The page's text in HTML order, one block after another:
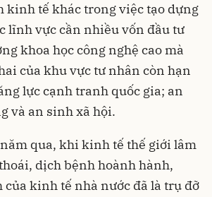
kinh tế khác trong việc tạo dựng
lĩnh vực cần nhiều vốn đầu tư
khoa học công nghệ cao mà
của khu vực tư nhân còn hạn
lực cạnh tranh quốc gia; an
và an sinh xã hội.
qua, khi kinh tế thế giới lâm
dịch bệnh hoành hành,
kinh tế nhà nước đã là trụ đỡ